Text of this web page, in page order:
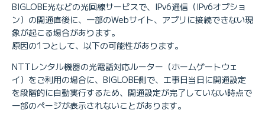
BIGLOBE光などの光回線サービスで、IPv6通信（IPv6オプショ
ン）の開通直後に、一部のWebサイト、アプリに接続できない現
象が起こる場合があります。
原因の1つとして、以下の可能性があります。
NTTレンタル機器の光電話対応ルーター（ホームゲートウェ
イ）をご利用の場合に、BIGLOBE側で、工事日当日に開通設定
を段階的に自動実行するため、開通設定が完了していない時点で
一部のページが表示されないことがあります。